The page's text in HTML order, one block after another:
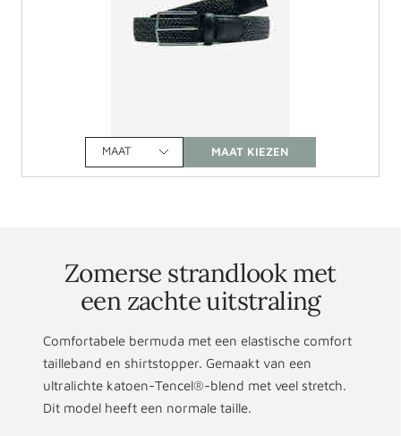
MAAT
Zomerse strandlook met
een zachte uitstraling
Comfortabele bermuda met een elastische comfort
tailleband en shirtstopper. Gemaakt van een
ultralichte katoen-Tencel®-blend met veel stretch.
Dit model heeft een normale taille.